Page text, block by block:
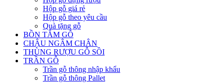
Hộp gỗ giá rẻ
Hộp gỗ theo yêu cầu
Quà tặng gỗ
BỒN TẮM GỖ
CHẬU NGÂM CHÂN
THÙNG RƯỢU GỖ SỒI
TRẦN GỖ
Trần gỗ thông nhập khẩu
Trần gỗ thông Pallet